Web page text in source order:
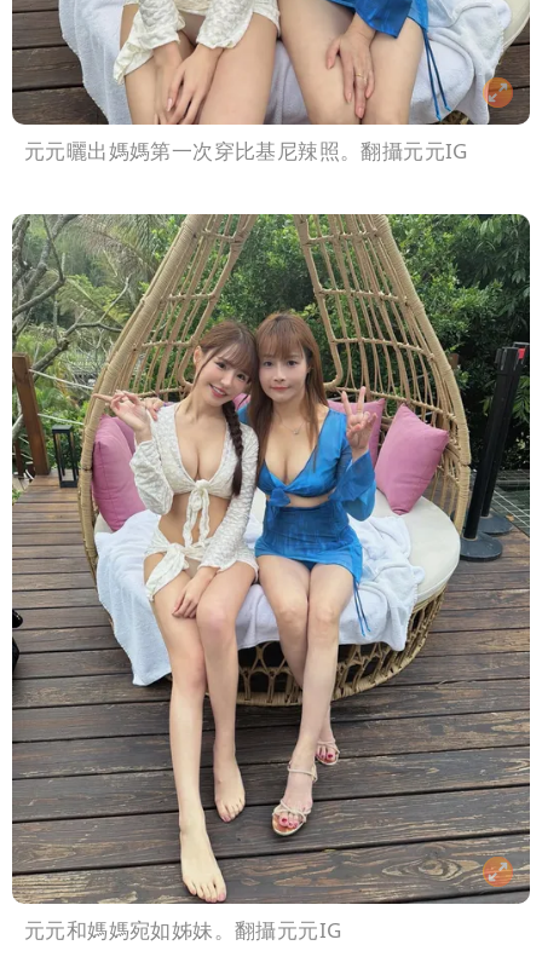
元元曬出媽媽第一次穿比基尼辣照。翻攝元元IG
元元和媽媽宛如姊妹。翻攝元元IG